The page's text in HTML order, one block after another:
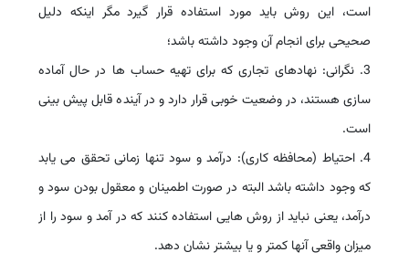
است، این روش باید مورد استفاده قرار گیرد مگر اینکه دلیل
صحیحی برای انجام آن وجود داشته باشد؛
3. نگرانی: نهادهای تجاری که برای تهیه حساب ها در حال آماده
سازی هستند، در وضعیت خوبی قرار دارد و در آینده قابل پیش بینی
است.
4. احتیاط (محافظه کاری): درآمد و سود تنها زمانی تحقق می یابد
که وجود داشته باشد البته در صورت اطمینان و معقول بودن سود و
درآمد، یعنی نباید از روش هایی استفاده کنند که در آمد و سود را از
میزان واقعی آنها کمتر و یا بیشتر نشان دهد.